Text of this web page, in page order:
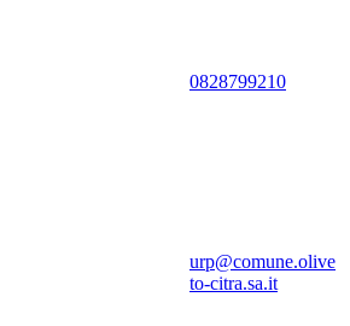
0828799210
urp@comune.olive
to-citra.sa.it